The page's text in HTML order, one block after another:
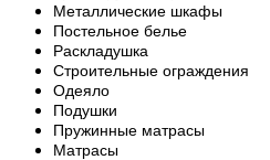
Металлические шкафы
Постельное белье
Раскладушка
Строительные ограждения
Одеяло
Подушки
Пружинные матрасы
Матрасы